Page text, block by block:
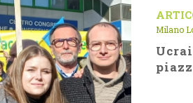
Milano